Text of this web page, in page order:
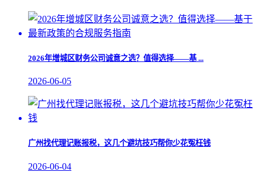
2026年增城区财务公司诚意之选？值得选择——基 ...
2026-06-05
广州找代理记账报税，这几个避坑技巧帮你少花冤枉钱
2026-06-04